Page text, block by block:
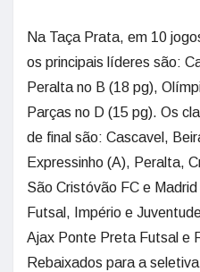
Na Taça Prata, em 10
os principais líderes são:
Peralta no B (18 pg),
Parças no D (15 pg). Os
de final são: Cascavel,
Expressinho (A), Peralta,
São Cristóvão FC e
Futsal, Império e
Ajax Ponte Preta Futsal e
Rebaixados para a